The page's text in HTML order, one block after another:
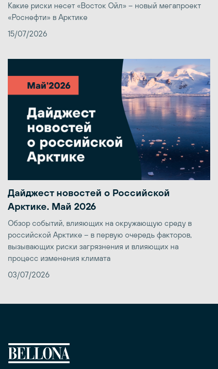
Какие риски несет «Восток Ойл» – новый мегапроект
«Роснефти» в Арктике
15/07/2026
Дайджест новостей о Российской
Арктике. Май 2026
Обзор событий, влияющих на окружающую среду в
российской Арктике – в первую очередь факторов,
вызывающих риски загрязнения и влияющих на
процесс изменения климата
03/07/2026